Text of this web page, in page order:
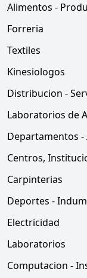
Alimentos -
Forreria
Textiles
Kinesiologos
Distribucion -
Laboratorios de
Departamentos
Centros,
Carpinterias
Deportes -
Electricidad
Laboratorios
Computacion -